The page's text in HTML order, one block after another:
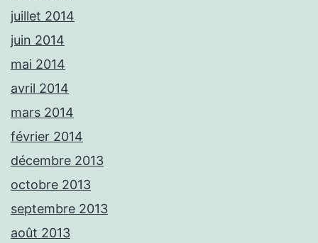
juillet 2014
juin 2014
mai 2014
avril 2014
mars 2014
février 2014
décembre 2013
octobre 2013
septembre 2013
août 2013